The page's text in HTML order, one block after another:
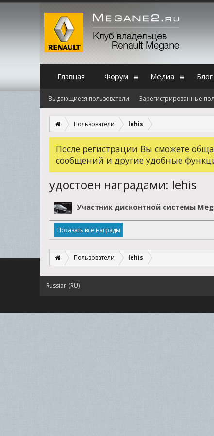
Пользователи lehis
После регистрации Вы сможете
сообщений и другие удобные
удостоен наградами: lehis
Участник дисконтной системы
Показать все награды
Пользователи lehis
Главная Форум Медиа Блог
Выдающиеся пользователи Зарегистрированные
Russian (RU)